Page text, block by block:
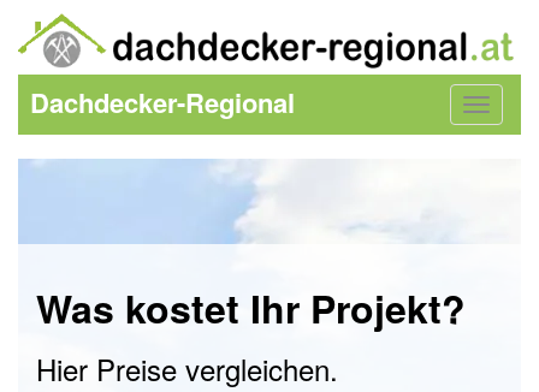
Toggle
Dachdecker-Regional
Was kostet Ihr Projekt?
Hier Preise vergleichen.